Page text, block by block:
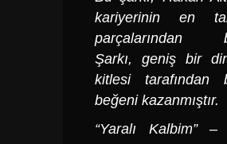
kariyerinin en
parçalarından
Şarkı, geniş bir
kitlesi tarafından
beğeni kazanmıştır.
“Yaralı Kalbim” –